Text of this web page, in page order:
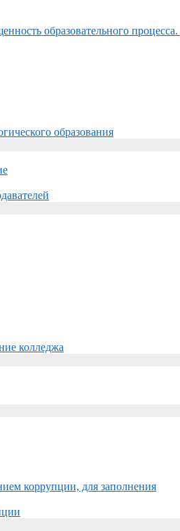
образовательного
образования
колледжа
коррупции, для заполнения